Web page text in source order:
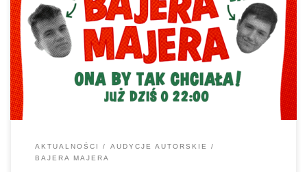
Słuchając muzyki podczas świąt, na pewno myśleliście sobie, czy
istnieje także bożonarodzeniowa odmiana Disco Polo. Specjalnie
dla Was sprawdził to Przemek Majer wraz ze swoimi gośćmi. Piąta
najzabawniejsza audycja w kosmosie zabrała wszystkich w świat
nie tylko świąteczny. Czy wiedzieliście, […]
AKTUALNOŚCI
AUDYCJE AUTORSKIE
BAJERA MAJERA